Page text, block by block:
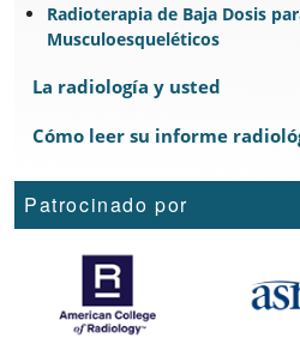
Radioterapia de Baja Dosis
Musculoesqueléticos
La radiología y usted
Cómo leer su informe
Patrocinado por